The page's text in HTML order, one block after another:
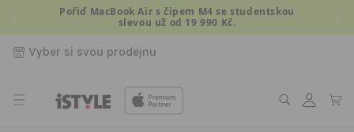
Přejít kPořiď MacBook Air s čipem M4 se studentskou
slevou už od 19 990 Kč.
Vyber si svou prodejnu
Přihlásit
se
Košík